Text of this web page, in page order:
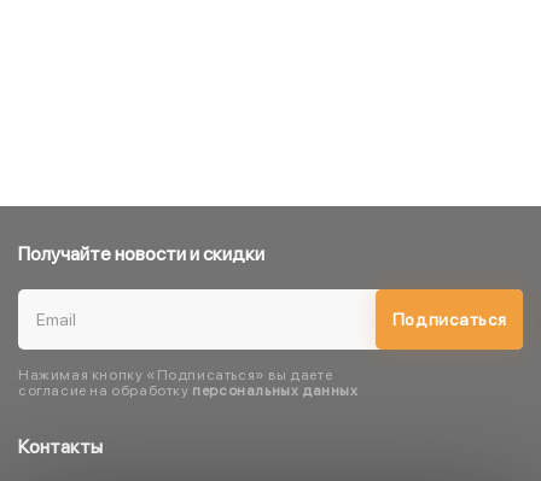
Контакты
Получайте новости и скидки
Подписаться
Нажимая кнопку «Подписаться» вы даете
согласие на обработку персональных данных